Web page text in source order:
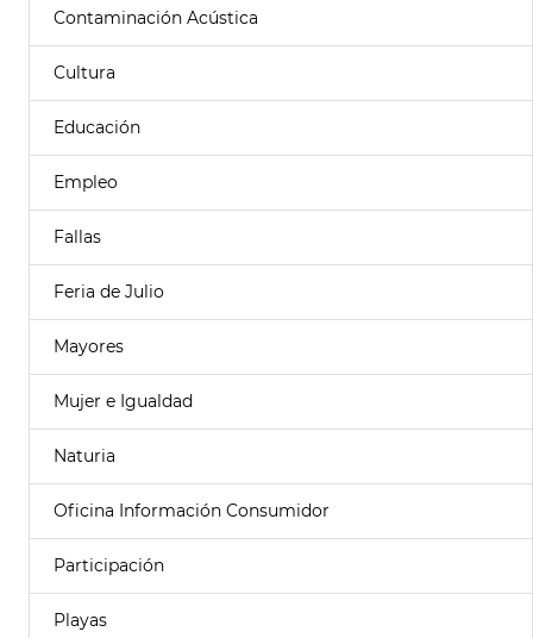
Contaminación Acústica
Cultura
Educación
Empleo
Fallas
Feria de Julio
Mayores
Mujer e Igualdad
Naturia
Oficina Información Consumidor
Participación
Playas